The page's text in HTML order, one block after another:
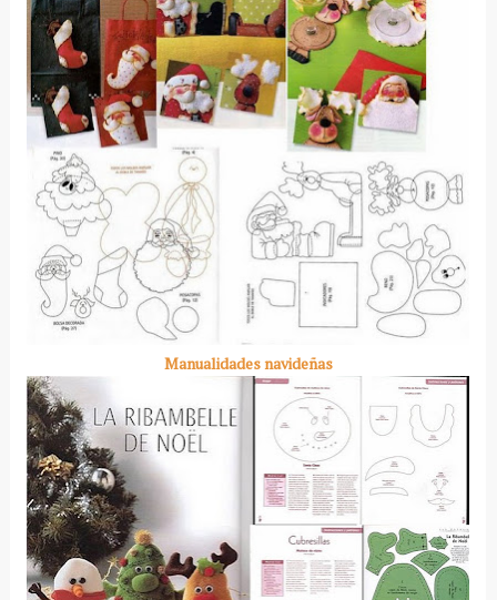
Manualidades navideñas